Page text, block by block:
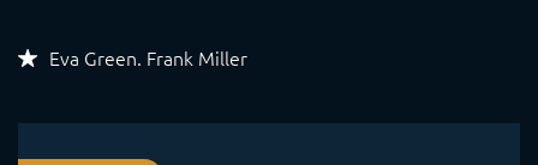
Eva Green. Frank Miller